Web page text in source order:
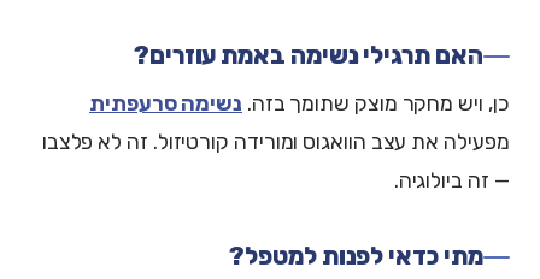
האם תרגילי נשימה באמת עוזרים?
כן, ויש מחקר מוצק שתומך בזה. נשימה סרעפתית
מפעילה את עצב הוואגוס ומורידה קורטיזול. זה לא פלצבו
— זה ביולוגיה.
מתי כדאי לפנות למטפל?